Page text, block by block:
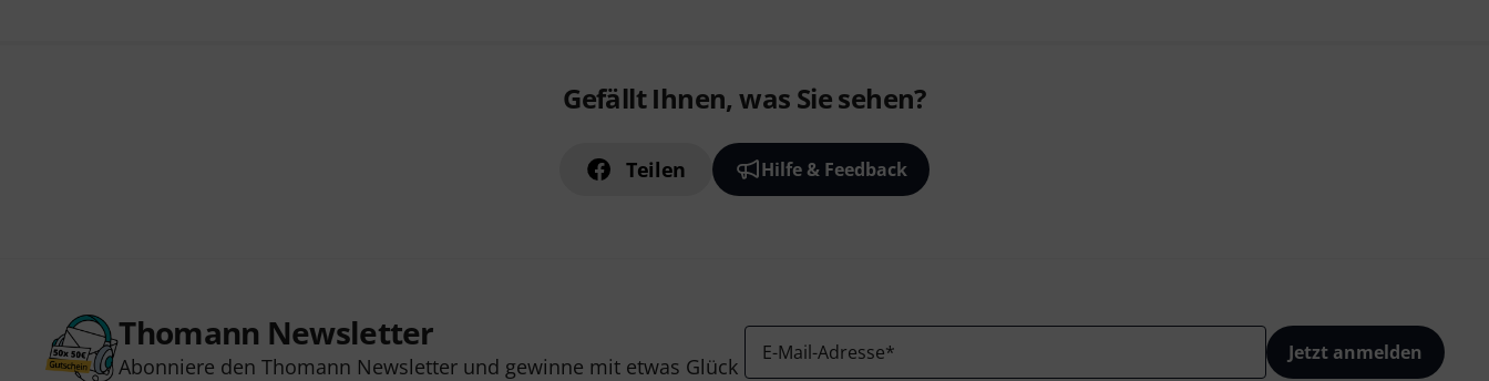
Gefällt Ihnen, was Sie sehen?
Teilen Hilfe & Feedback
Thomann Newsletter
Abonniere den Thomann Newsletter und gewinne mit etwas Glück
E-Mail-Adresse* Jetzt anmelden